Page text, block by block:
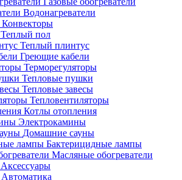
Водонагреватели
Конвекторы
Теплый пол
Теплый плинтус
Греющие кабели
Терморегуляторы
Тепловые пушки
Тепловые завесы
Тепловентиляторы
Котлы отопления
Электрокамины
Домашние сауны
Бактерицидные лампы
Масляные обогреватели
Аксессуары
Автоматика